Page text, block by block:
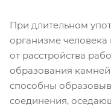
При длительном
организме человека
от расстройства
образования
способны
соединения,